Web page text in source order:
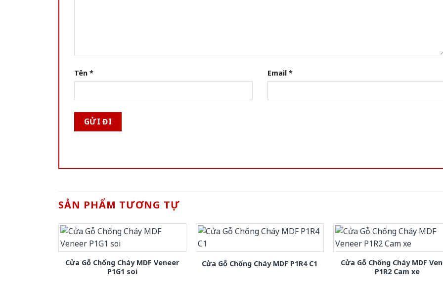
Tên * Email *
SẢN PHẨM TƯƠNG TỰ
Cửa Gỗ Chống Cháy MDF Veneer
P1G1 soi
Cửa Gỗ Chống Cháy MDF P1R4 C1
Cửa Gỗ Chống Cháy MDF
P1R2 Cam xe